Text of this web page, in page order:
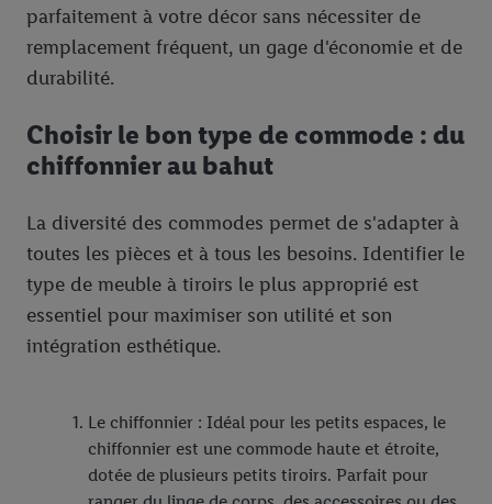
parfaitement à votre décor sans nécessiter de
remplacement fréquent, un gage d'économie et de
durabilité.
Choisir le bon type de commode : du
chiffonnier au bahut
La diversité des commodes permet de s'adapter à
toutes les pièces et à tous les besoins. Identifier le
type de meuble à tiroirs le plus approprié est
essentiel pour maximiser son utilité et son
intégration esthétique.
Le chiffonnier : Idéal pour les petits espaces, le
chiffonnier est une commode haute et étroite,
dotée de plusieurs petits tiroirs. Parfait pour